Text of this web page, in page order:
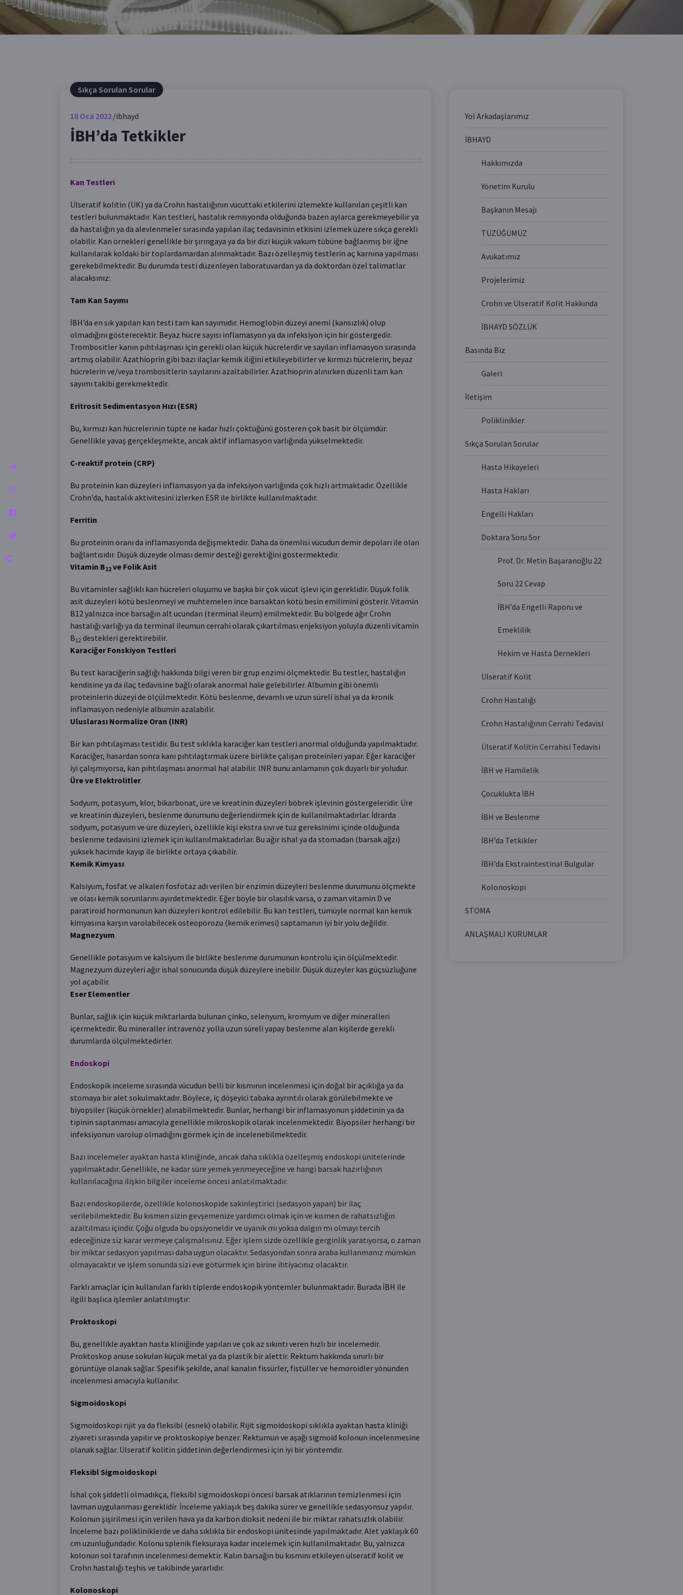
Sıkça Sorulan Sorular
18 Oca 2022 ibhayd
İBH’da Tetkikler
Kan Testleri
Ülseratif kolitin (ÜK) ya da Crohn hastalığının vücuttaki etkilerini izlemekte kullanılan çeşitli kan
testleri bulunmaktadır. Kan testleri, hastalık remisyonda olduğunda bazen aylarca gerekmeyebilir ya
da hastalığın ya da alevlenmeler sırasında yapılan ilaç tedavisinin etkisini izlemek üzere sıkça gerekli
olabilir. Kan örnekleri genellikle bir şırıngaya ya da bir dizi küçük vakum tübüne bağlanmış bir iğne
kullanılarak koldaki bir toplardamardan alınmaktadır. Bazı özelleşmiş testlerin aç karnına yapılması
gerekebilmektedir. Bu durumda testi düzenleyen laboratuvardan ya da doktordan özel talimatlar
alacaksınız:
Tam Kan Sayımı
İBH’da en sık yapılan kan testi tam kan sayımıdır. Hemoglobin düzeyi anemi (kansızlık) olup
olmadığını gösterecektir. Beyaz hücre sayısı inflamasyon ya da infeksiyon için bir göstergedir.
Trombositler kanın pıhtılaşması için gerekli olan küçük hücrelerdir ve sayıları inflamasyon sırasında
artmış olabilir. Azathioprin gibi bazı ilaçlar kemik iliğini etkileyebilirler ve kırmızı hücrelerin, beyaz
hücrelerin ve/veya trombositlerin sayılarını azaltabilirler. Azathioprin alınırken düzenli tam kan
sayımı takibi gerekmektedir.
Eritrosit Sedimentasyon Hızı (ESR)
Bu, kırmızı kan hücrelerinin tüpte ne kadar hızlı çöktüğünü gösteren çok basit bir ölçümdür.
Genellikle yavaş gerçekleşmekte, ancak aktif inflamasyon varlığında yükselmektedir.
C-reaktif protein (CRP)
Bu proteinin kan düzeyleri inflamasyon ya da infeksiyon varlığında çok hızlı artmaktadır. Özellikle
Crohn’da, hastalık aktivitesini izlerken ESR ile birlikte kullanılmaktadır.
Ferritin
Bu proteinin oranı da inflamasyonda değişmektedir. Daha da önemlisi vücudun demir depoları ile olan
bağlantısıdır. Düşük düzeyde olması demir desteği gerektiğini göstermektedir.
Vitamin B12 ve Folik Asit
Bu vitaminler sağlıklı kan hücreleri oluşumu ve başka bir çok vücut işlevi için gereklidir. Düşük folik
asit düzeyleri kötü beslenmeyi ve muhtemelen ince barsaktan kötü besin emilimini gösterir. Vitamin
B12 yalnızca ince barsağın alt ucundan (terminal ileum) emilmektedir. Bu bölgede ağır Crohn
hastalığı varlığı ya da terminal ileumun cerrahi olarak çıkartılması enjeksiyon yoluyla düzenli vitamin
B12 destekleri gerektirebilir.
Karaciğer Fonskiyon Testleri
Bu test karaciğerin sağlığı hakkında bilgi veren bir grup enzimi ölçmektedir. Bu testler, hastalığın
kendisine ya da ilaç tedavisine bağlı olarak anormal hale gelebilirler. Albumin gibi önemli
proteinlerin düzeyi de ölçülmektedir. Kötü beslenme, devamlı ve uzun süreli ishal ya da kronik
inflamasyon nedeniyle albumin azalabilir.
Uluslarası Normalize Oran (INR)
Bir kan pıhtılaşması testidir. Bu test sıklıkla karaciğer kan testleri anormal olduğunda yapılmaktadır.
Karaciğer, hasardan sonra kanı pıhtılaştırmak üzere birlikte çalışan proteinleri yapar. Eğer karaciğer
iyi çalışmıyorsa, kan pıhtılaşması anormal hal alabilir. INR bunu anlamanın çok duyarlı bir yoludur.
Üre ve Elektrolitler
Sodyum, potasyum, klor, bikarbonat, üre ve kreatinin düzeyleri böbrek işlevinin göstergeleridir. Üre
ve kreatinin düzeyleri, beslenme durumunu değerlendirmek için de kullanılmaktadırlar. İdrarda
sodyum, potasyum ve üre düzeyleri, özellikle kişi ekstra sıvı ve tuz gereksinimi içinde olduğunda
beslenme tedavisini izlemek için kullanılmaktadırlar. Bu ağır ishal ya da stomadan (barsak ağzı)
yüksek hacimde kayıp ile birlikte ortaya çıkabilir.
Kemik Kimyası
Kalsiyum, fosfat ve alkalen fosfotaz adı verilen bir enzimin düzeyleri beslenme durumunu ölçmekte
ve olası kemik sorunlarını ayırdetmektedir. Eğer böyle bir olasılık varsa, o zaman vitamin D ve
paratiroid hormonunun kan düzeyleri kontrol edilebilir. Bu kan testleri, tümüyle normal kan kemik
kimyasına karşın varolabilecek osteoporozu (kemik erimesi) saptamanın iyi bir yolu değildir.
Magnezyum
Genellikle potasyum ve kalsiyum ile birlikte beslenme durumunun kontrolü için ölçülmektedir.
Magnezyum düzeyleri ağır ishal sonucunda düşük düzeylere inebilir. Düşük düzeyler kas güçsüzlüğüne
yol açabilir.
Eser Elementler
Bunlar, sağlık için küçük miktarlarda bulunan çinko, selenyum, kromyum ve diğer mineralleri
içermektedir. Bu mineraller intravenöz yolla uzun süreli yapay beslenme alan kişilerde gerekli
durumlarda ölçülmektedirler.
Endoskopi
Endoskopik inceleme sırasında vücudun belli bir kısmının incelenmesi için doğal bir açıklığa ya da
stomaya bir alet sokulmaktadır. Böylece, iç döşeyici tabaka ayrıntılı olarak görülebilmekte ve
biyopsiler (küçük örnekler) alınabilmektedir. Bunlar, herhangi bir inflamasyonun şiddetinin ya da
tipinin saptanması amacıyla genellikle mikroskopik olarak incelenmektedir. Biyopsiler herhangi bir
infeksiyonun varolup olmadığını görmek için de incelenebilmektedir.
Bazı incelemeler ayaktan hasta kliniğinde, ancak daha sıklıkla özelleşmiş endoskopi ünitelerinde
yapılmaktadır. Genellikle, ne kadar süre yemek yenmeyeceğine ve hangi barsak hazırlığının
kullanılacağına ilişkin bilgiler inceleme öncesi anlatılmaktadır.
Bazı endoskopilerde, özellikle kolonoskopide sakinleştirici (sedasyon yapan) bir ilaç
verilebilmektedir. Bu kısmen sizin gevşemenize yardımcı olmak için ve kısmen de rahatsızlığın
azaltılması içindir. Çoğu olguda bu opsiyoneldir ve uyanık mı yoksa dalgın mı olmayı tercih
edeceğinize siz karar vermeye çalışmalısınız. Eğer işlem sizde özellikle gerginlik yaratıyorsa, o zaman
bir miktar sedasyon yapılması daha uygun olacaktır. Sedasyondan sonra araba kullanmanız mümkün
olmayacaktır ve işlem sonunda sizi eve götürmek için birine ihtiyacınız olacaktır.
Farklı amaçlar için kullanılan farklı tiplerde endoskopik yöntemler bulunmaktadır. Burada İBH ile
ilgili başlıca işlemler anlatılmıştır:
Proktoskopi
Bu, genellikle ayaktan hasta kliniğinde yapılan ve çok az sıkıntı veren hızlı bir incelemedir.
Proktoskop anüse sokulan küçük metal ya da plastik bir alettir. Rektum hakkında sınırlı bir
görüntüye olanak sağlar. Spesifik şekilde, anal kanalın fissürler, fistüller ve hemoroidler yönünden
incelenmesi amacıyla kullanılır.
Sigmoidoskopi
Sigmoidoskopi rijit ya da fleksibl (esnek) olabilir. Rijit sigmoidoskopi sıklıkla ayaktan hasta kliniği
ziyareti sırasında yapılır ve proktoskopiye benzer. Rektumun ve aşağı sigmoid kolonun incelenmesine
olanak sağlar. Ülseratif kolitin şiddetinin değerlendirmesi için iyi bir yöntemdir.
Fleksibl Sigmoidoskopi
İshal çok şiddetli olmadıkça, fleksibl sigmoidoskopi öncesi barsak atıklarının temizlenmesi için
lavman uygulanması gereklidir. İnceleme yaklaşık beş dakika sürer ve genellikle sedasyonsuz yapılır.
Kolonun şişirilmesi için verilen hava ya da karbon dioksit nedeni ile bir miktar rahatsızlık olabilir.
İnceleme bazı polikliniklerde ve daha sıklıkla bir endoskopi ünitesinde yapılmaktadır. Alet yaklaşık 60
cm uzunluğundadır. Kolonu splenik fleksuraya kadar incelemek için kullanılmaktadır. Bu, yalnızca
kolonun sol tarafının incelenmesi demektir. Kalın barsağın bu kısmını etkileyen ülseratif kolit ve
Crohn hastalığı teşhis ve takibinde yararlıdır.
Kolonoskopi
Yol Arkadaşlarımız
İBHAYD
Hakkımızda
Yönetim Kurulu
Başkanın Mesajı
TÜZÜĞÜMÜZ
Avukatımız
Projelerimiz
Crohn ve Ülseratif Kolit Hakkında
İBHAYD SÖZLÜK
Basında Biz
Galeri
İletişim
Poliklinikler
Sıkça Sorulan Sorular
Hasta Hikayeleri
Hasta Hakları
Engelli Hakları
Doktara Soru Sor
Prof. Dr. Metin Başaranoğlu 22
Soru 22 Cevap
İBH’da Engelli Raporu ve
Emeklilik
Hekim ve Hasta Dernekleri
Ülseratif Kolit
Crohn Hastalığı
Crohn Hastalığının Cerrahi Tedavisi
Ülseratif Kolitin Cerrahisi Tedavisi
İBH ve Hamilelik
Çocuklukta İBH
İBH ve Beslenme
İBH’da Tetkikler
İBH’da Ekstraintestinal Bulgular
Kolonoskopi
STOMA
ANLAŞMALI KURUMLAR